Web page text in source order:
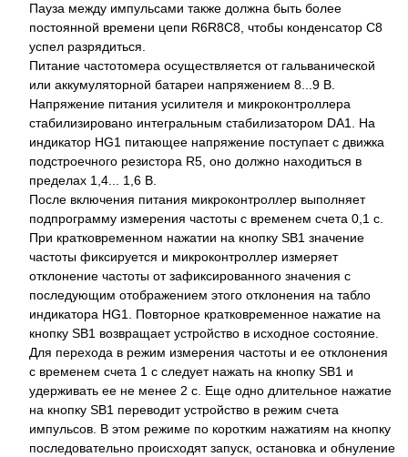
Пауза между импульсами также должна быть более
постоянной времени цепи R6R8C8, чтобы конденсатор С8
успел разрядиться.
Питание частотомера осуществляется от гальванической
или аккумуляторной батареи напряжением 8...9 В.
Напряжение питания усилителя и микроконтроллера
стабилизировано интегральным стабилизатором DA1. На
индикатор HG1 питающее напряжение поступает с движка
подстроечного резистора R5, оно должно находиться в
пределах 1,4... 1,6 В.
После включения питания микроконтроллер выполняет
подпрограмму измерения частоты с временем счета 0,1 с.
При кратковременном нажатии на кнопку SB1 значение
частоты фиксируется и микроконтроллер измеряет
отклонение частоты от зафиксированного значения с
последующим отображением этого отклонения на табло
индикатора HG1. Повторное кратковременное нажатие на
кнопку SB1 возвращает устройство в исходное состояние.
Для перехода в режим измерения частоты и ее отклонения
с временем счета 1 с следует нажать на кнопку SB1 и
удерживать ее не менее 2 с. Еще одно длительное нажатие
на кнопку SB1 переводит устройство в режим счета
импульсов. В этом режиме по коротким нажатиям на кнопку
последовательно происходят запуск, остановка и обнуление